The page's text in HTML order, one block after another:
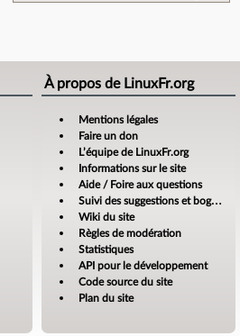
À propos de LinuxFr.org
Mentions légales
Faire un don
L’équipe de LinuxFr.org
Informations sur le site
Aide / Foire aux questions
Suivi des suggestions et bogues
Wiki du site
Règles de modération
Statistiques
API pour le développement
Code source du site
Plan du site